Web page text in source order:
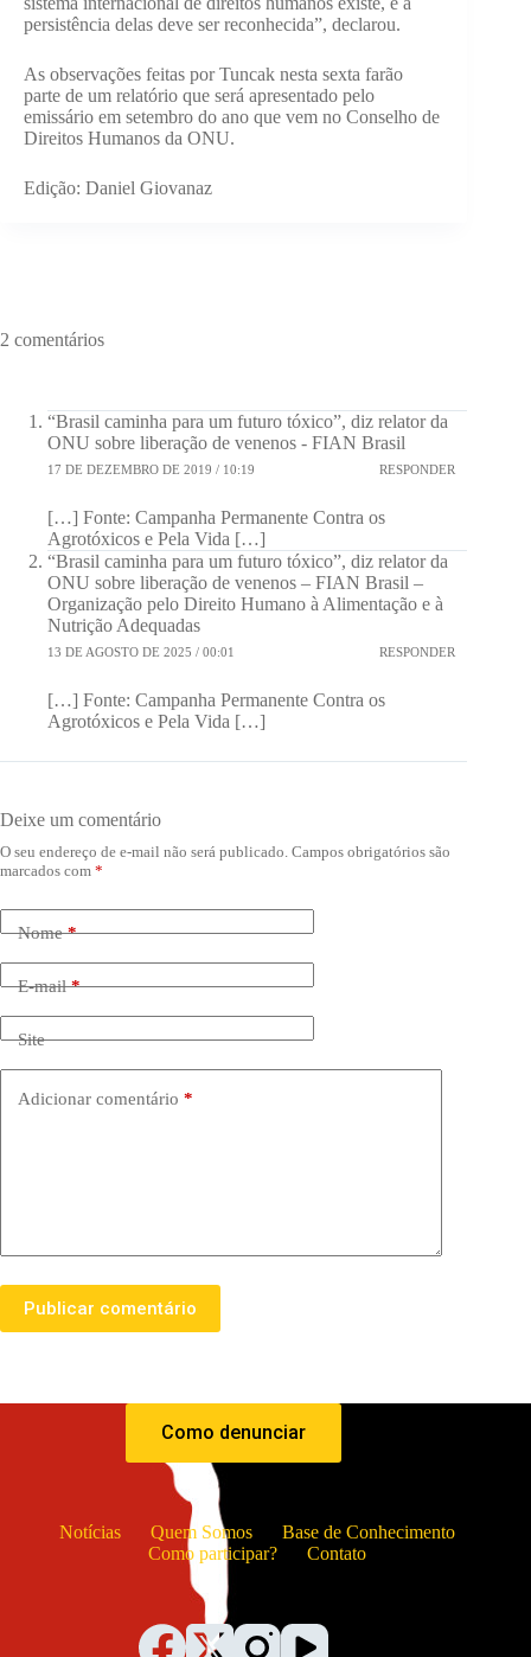
persistência delas deve ser reconhecida”, declarou.
As observações feitas por Tuncak nesta sexta farão
parte de um relatório que será apresentado pelo
emissário em setembro do ano que vem no Conselho de
Direitos Humanos da ONU.
Edição: Daniel Giovanaz
2 comentários
“Brasil caminha para um futuro tóxico”, diz relator da
ONU sobre liberação de venenos - FIAN Brasil
17 DE DEZEMBRO DE 2019 / 10:19 RESPONDER
[…] Fonte: Campanha Permanente Contra os
Agrotóxicos e Pela Vida […]
“Brasil caminha para um futuro tóxico”, diz relator da
ONU sobre liberação de venenos – FIAN Brasil –
Organização pelo Direito Humano à Alimentação e à
Nutrição Adequadas
13 DE AGOSTO DE 2025 / 00:01 RESPONDER
[…] Fonte: Campanha Permanente Contra os
Agrotóxicos e Pela Vida […]
Deixe um comentário
O seu endereço de e-mail não será publicado. Campos obrigatórios são
marcados com *
Nome*
E-mail*
Site
Adicionar comentário *
Publicar comentário
Como denunciar
Notícias Quem Somos
Base de Conhecimento
Como participar?
Contato